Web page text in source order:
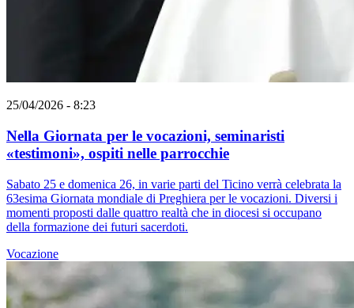
25/04/2026 - 8:23
Nella Giornata per le vocazioni, seminaristi
«testimoni», ospiti nelle parrocchie
Sabato 25 e domenica 26, in varie parti del Ticino verrà celebrata la
63esima Giornata mondiale di Preghiera per le vocazioni. Diversi i
momenti proposti dalle quattro realtà che in diocesi si occupano
della formazione dei futuri sacerdoti.
Vocazione